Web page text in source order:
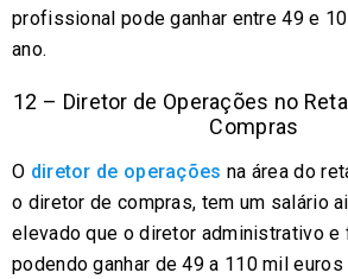
profissional pode ganhar entre 49 e
ano.
12 – Diretor de Operações no
Compras
O diretor de operações na área do
o diretor de compras, tem um salário
elevado que o diretor administrativo e
podendo ganhar de 49 a 110 mil euros